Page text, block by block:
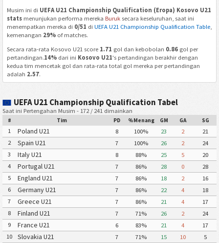
Musim ini di UEFA U21 Championship Qualification (Eropa) Kosovo U21
statsmenunjukan performa mereka Buruksecara keseluruhan, saat ini
menempatkan mereka di 0/51 di UEFA U21 Championship Qualification Table,
kemenangan 29%of matches.
Secara rata-rata Kosovo U21 score 1.71 gol dan kebobolan 0.86gol per
pertandingan.14%dari ini Kosovo U21's pertandingan berakhir dengan
kedua tim mencetak gol dan rata-rata total gol mereka per pertandingan
adalah 2.57.
UEFA U21 Championship Qualification Tabel
Saat ini Pertengahan Musim - 172 / 241 dimainkan
# Tim PD %Menang GM GA SG
1 Poland U21 8 100% 23 2
21
2
Spain U21 7 100% 26 2
24
3
Italy U21 8 88% 25 5
20
4
Portugal U21 7 86% 28 0
28
5
England U21 7 86% 18 2
16
6
Germany U21 7 86% 22 4
18
7
Greece U21 7 86% 21 4
17
8
Finland U21 7 71% 26 2
24
9
France U21 6 83% 21 4
17
10
Slovakia U21 7 71% 15 10
5